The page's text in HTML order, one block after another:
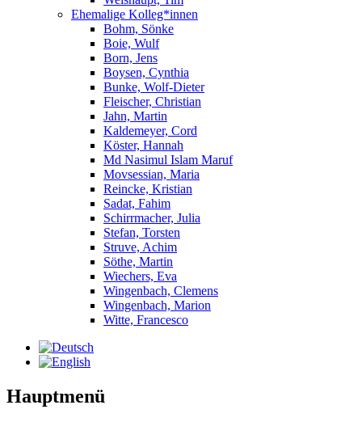
Ehemalige Kolleg*innen
Bohm, Sönke
Boie, Wulf
Born, Jens
Boysen, Cynthia
Bunke, Wolf-Dieter
Fleischer, Christian
Jahn, Martin
Kaldemeyer, Cord
Köster, Hannah
Md Nasimul Islam Maruf
Movsessian, Maria
Reincke, Kristian
Sadat, Fahim
Schirrmacher, Julia
Stefan, Torsten
Struve, Achim
Söthe, Martin
Wiechers, Eva
Wingenbach, Clemens
Wingenbach, Marion
Witte, Francesco
Hauptmenü